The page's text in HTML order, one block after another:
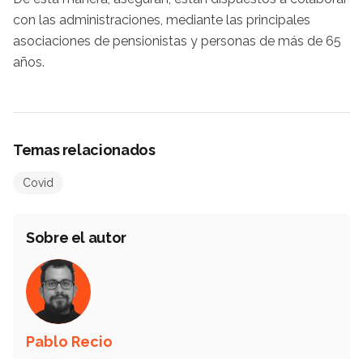
con las administraciones, mediante las principales
asociaciones de pensionistas y personas de más de 65
años.
Temas relacionados
Covid
Sobre el autor
Pablo Recio